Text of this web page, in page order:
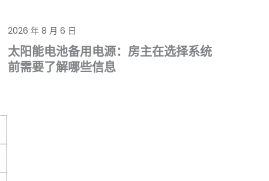
2026 年 8 月 6 日
太阳能电池备用电源：房主在选择系统
前需要了解哪些信息